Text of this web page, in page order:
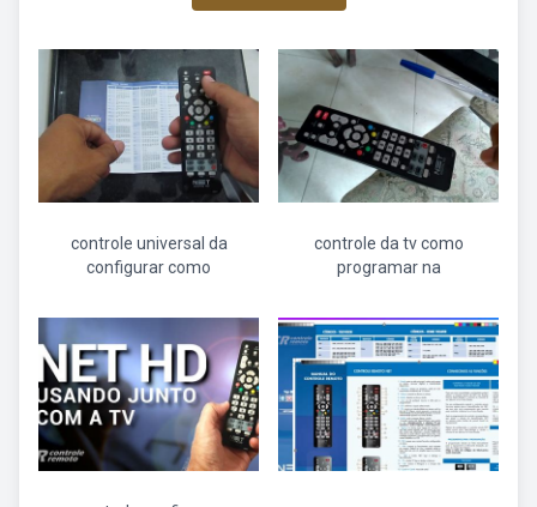
controle universal da
configurar como
controle da tv como
programar na